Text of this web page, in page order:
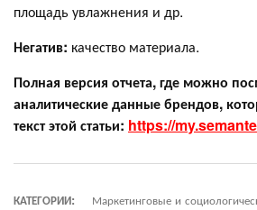
площадь увлажнения и др.
Негатив: качество материала.
Полная версия отчета, где можно
аналитические данные брендов,
текст этой статьи: https://
КАТЕГОРИИ:
Маркетинговые и